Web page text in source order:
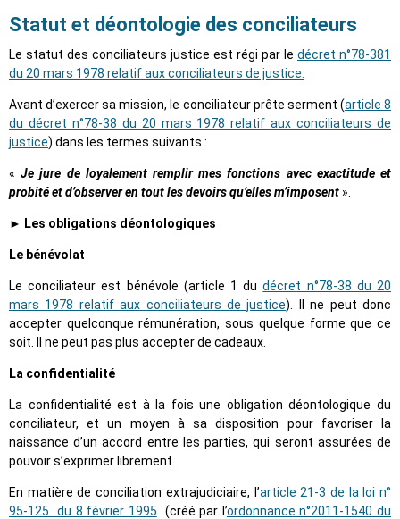
Statut et déontologie des conciliateurs
Le statut des conciliateurs justice est régi par le décret n°78-381
du 20 mars 1978 relatif aux conciliateurs de justice.
Avant d’exercer sa mission, le conciliateur prête serment (article 8
du décret n°78-38 du 20 mars 1978 relatif aux conciliateurs de
justice) dans les termes suivants :
«Je jure de loyalement remplir mes fonctions avec exactitude et
probité et d’observer en tout les devoirs qu’elles m’imposent ».
► Les obligations déontologiques
Le bénévolat
Le conciliateur est bénévole (article 1 dudécret n°78-38 du 20
mars 1978 relatif aux conciliateurs de justice). Il ne peut donc
accepter quelconque rémunération, sous quelque forme que ce
soit. Il ne peut pas plus accepter de cadeaux.
La confidentialité
La confidentialité est à la fois une obligation déontologique du
conciliateur, et un moyen à sa disposition pour favoriser la
naissance d’un accord entre les parties, qui seront assurées de
pouvoir s’exprimer librement.
En matière de conciliation extrajudiciaire, l’article 21-3 de la loi n°
95-125 du 8 février 1995 (créé par l’ordonnance n°2011-1540 du